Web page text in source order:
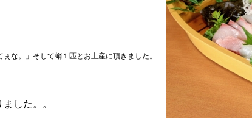
な。」そして蛸１匹とお土産に頂きました。
した。。